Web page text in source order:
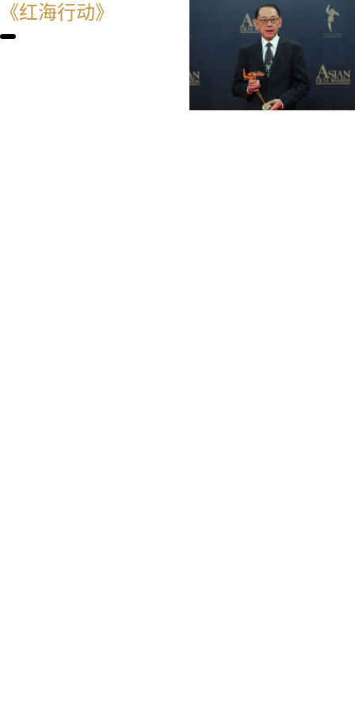
《红海行动》